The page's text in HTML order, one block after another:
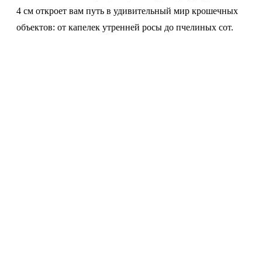
4 см откроет вам путь в удивительный мир крошечных
объектов: от капелек утренней росы до пчелиных сот.